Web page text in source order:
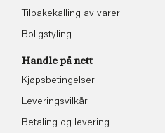
Tilbakekalling av varer
Boligstyling
Handle på nett
Kjøpsbetingelser
Leveringsvilkår
Betaling og levering